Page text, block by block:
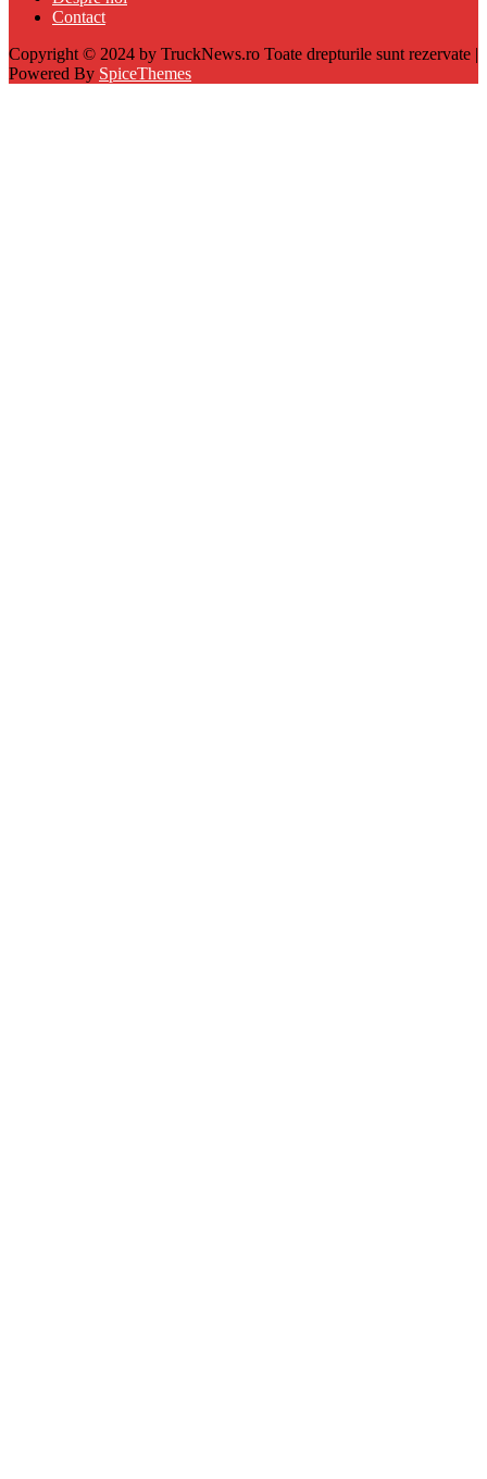
Contact
Copyright © 2024 by TruckNews.ro Toate drepturile sunt rezervate |
Powered By SpiceThemes